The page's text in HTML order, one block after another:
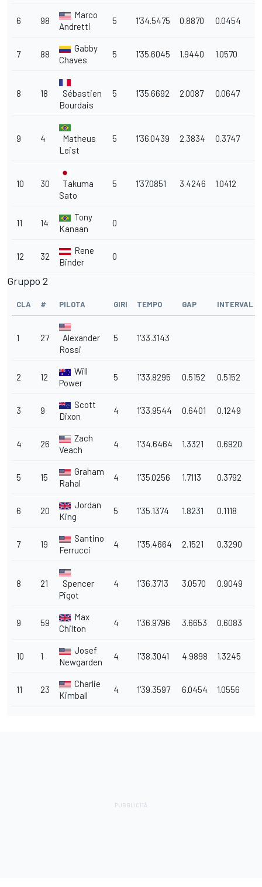
6 98
Marco
Andretti
5 1'34.5475 0.8870 0.0454
7 88
Gabby
Chaves
5 1'35.6045 1.9440 1.0570
8 18
Sébastien
Bourdais
5 1'35.6692 2.0087 0.0647
9 4
Matheus
Leist
5 1'36.0439 2.3834 0.3747
10 30
Takuma
Sato
5 1'37.0851 3.4246 1.0412
11 14
Tony
Kanaan
0
12 32
Rene
Binder
0
Gruppo 2
CLA # PILOTA GIRI TEMPO GAP INTERVAL
1 27
Alexander
Rossi
5 1'33.3143
2 12
Will
Power
5 1'33.8295 0.5152 0.5152
3 9
Scott
Dixon
4 1'33.9544 0.6401 0.1249
4 26
Zach
Veach
4 1'34.6464 1.3321 0.6920
5 15
Graham
Rahal
4 1'35.0256 1.7113 0.3792
6 20
Jordan
King
5 1'35.1374 1.8231 0.1118
7 19
Santino
Ferrucci
4 1'35.4664 2.1521 0.3290
8 21
Spencer
Pigot
4 1'36.3713 3.0570 0.9049
9 59
Max
Chilton
4 1'36.9796 3.6653 0.6083
10 1
Josef
Newgarden
4 1'38.3041 4.9898 1.3245
11 23
Charlie
Kimball
4 1'39.3597 6.0454 1.0556